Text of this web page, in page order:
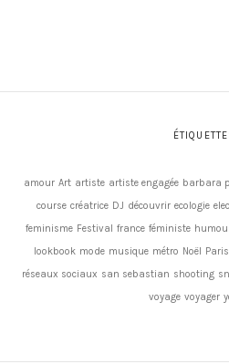
amour Art artiste artiste engagée barbara
course créatrice DJ découvrir ecologie
feminisme Festival france féministe
lookbook mode musique métro Noël Paris
réseaux sociaux san sebastian shooting
voyage voyager